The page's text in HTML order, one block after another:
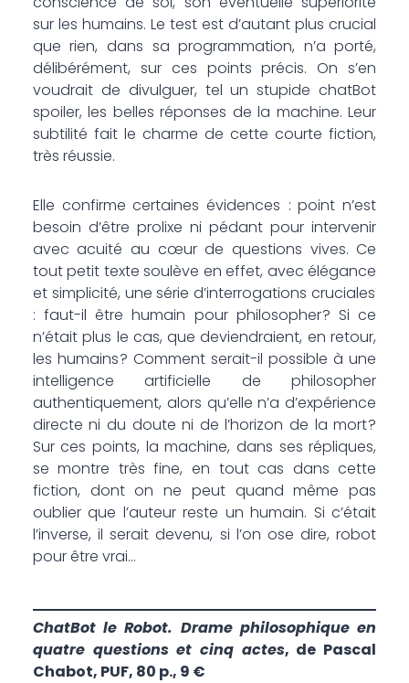
sur les humains. Le test est d’autant plus crucial
que rien, dans sa programmation, n’a porté,
délibérément, sur ces points précis. On s’en
voudrait de divulguer, tel un stupide chatBot
spoiler, les belles réponses de la machine. Leur
subtilité fait le charme de cette courte fiction,
très réussie.
Elle confirme certaines évidences : point n’est
besoin d’être prolixe ni pédant pour intervenir
avec acuité au cœur de questions vives. Ce
tout petit texte soulève en effet, avec élégance
et simplicité, une série d’interrogations cruciales
: faut-il être humain pour philosopher ? Si ce
n’était plus le cas, que deviendraient, en retour,
les humains ? Comment serait-il possible à une
intelligence artificielle de philosopher
authentiquement, alors qu’elle n’a d’expérience
directe ni du doute ni de l’horizon de la mort ?
Sur ces points, la machine, dans ses répliques,
se montre très fine, en tout cas dans cette
fiction, dont on ne peut quand même pas
oublier que l’auteur reste un humain. Si c’était
l’inverse, il serait devenu, si l’on ose dire, robot
pour être vrai…
ChatBot le Robot. Drame philosophique en
quatre questions et cinq actes, de Pascal
Chabot, PUF, 80 p., 9 €